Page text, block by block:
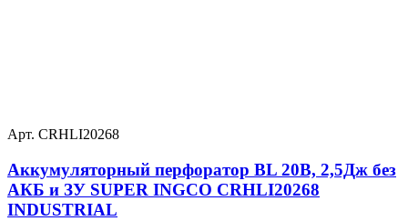
Арт. CRHLI20268
Аккумуляторный перфоратор BL 20В, 2,5Дж без
АКБ и ЗУ SUPER INGCO CRHLI20268
INDUSTRIAL